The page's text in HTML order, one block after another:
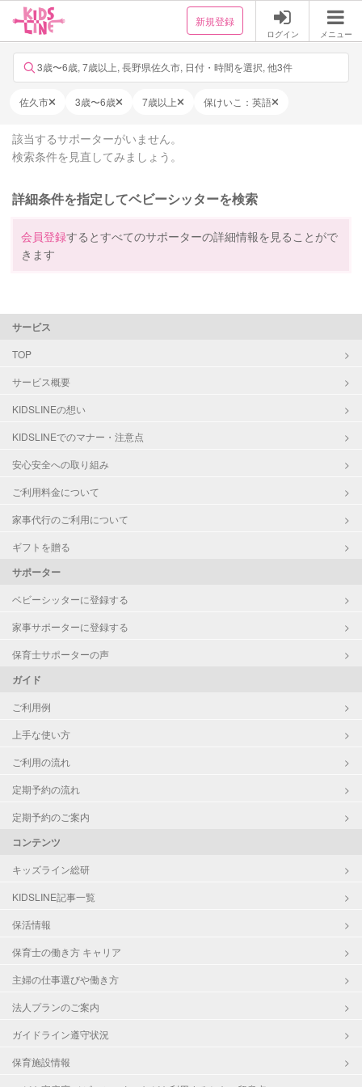
新規登録
ログイン メニュー
3歳〜6歳, 7歳以上, 長野県佐久市, 日付・時間を選択, 他3件
佐久市 3歳〜6歳 7歳以上 保けいこ：英語
該当するサポーターがいません。
検索条件を見直してみましょう。
詳細条件を指定してベビーシッターを検索
会員登録するとすべてのサポーターの詳細情報を見ることがで
きます
サービス
TOP
サービス概要
KIDSLINEの想い
KIDSLINEでのマナー・注意点
安心安全への取り組み
ご利用料金について
家事代行のご利用について
ギフトを贈る
サポーター
ベビーシッターに登録する
家事サポーターに登録する
保育士サポーターの声
ガイド
ご利用例
上手な使い方
ご利用の流れ
定期予約の流れ
定期予約のご案内
コンテンツ
キッズライン総研
KIDSLINE記事一覧
保活情報
保育士の働き方 キャリア
主婦の仕事選びや働き方
法人プランのご案内
ガイドライン遵守状況
保育施設情報